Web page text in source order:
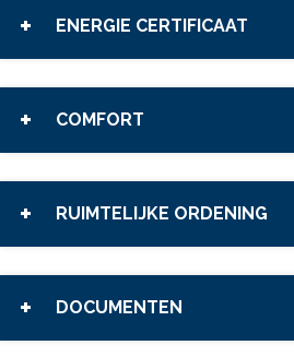
ENERGIE CERTIFICAAT
COMFORT
RUIMTELIJKE ORDENING
DOCUMENTEN